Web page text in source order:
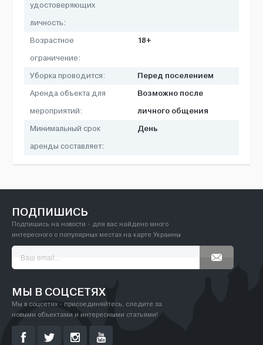
удостоверяющих
личность:
Возрастное
ограничение:
18+
Уборка проводится: Перед поселением
Аренда объекта для
мероприятий:
Возможно после
личного общения
Минимальный срок
аренды составляет:
День
ПОДПИШИСЬ
Подпишись на новости - для вас найдено много
интересного о популярных местах на карте Украины
МЫ В СОЦСЕТЯХ
Мы в соцсетях - присоединяйтесь, следите за
новыми объектами и интересными статьями!